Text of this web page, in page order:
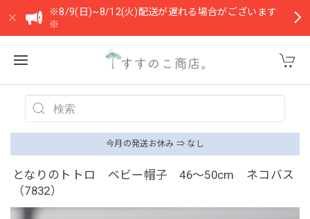
※8/9(日)~8/12(火)配送が遅れる場合がございます
※
今月の発送お休み ⇒ なし
となりのトトロ ベビー帽子 46〜50cm ネコバス
（7832）